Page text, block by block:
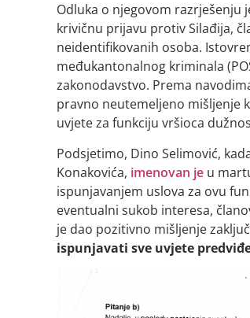
Odluka o njegovom razrješenju
krivičnu prijavu protiv Silađija,
neidentifikovanih osoba.
međukantonalnog kriminala
zakonodavstvo. Prema
pravno neutemeljeno mišljenje
uvjete za funkciju vršioca
Podsjetimo, Dino Selimović,
Konakovića, imenovan je u
ispunjavanjem uslova za ovu
eventualni sukob interesa,
je dao pozitivno mišljenje
ispunjavati sve uvjete